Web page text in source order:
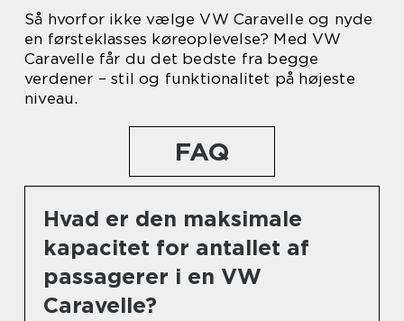
Så hvorfor ikke vælge VW Caravelle og nyde
en førsteklasses køreoplevelse? Med VW
Caravelle får du det bedste fra begge
verdener – stil og funktionalitet på højeste
niveau.
FAQ
Hvad er den maksimale
kapacitet for antallet af
passagerer i en VW
Caravelle?